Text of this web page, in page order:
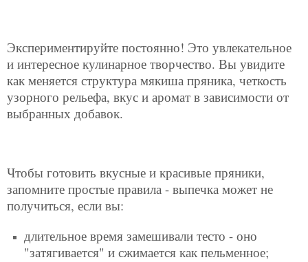
Экспериментируйте постоянно! Это увлекательное
и интересное кулинарное творчество. Вы увидите
как меняется структура мякиша пряника, четкость
узорного рельефа, вкус и аромат в зависимости от
выбранных добавок.
Чтобы готовить вкусные и красивые пряники,
запомните простые правила - выпечка может не
получиться, если вы:
длительное время замешивали тесто - оно
"затягивается" и сжимается как пельменное;